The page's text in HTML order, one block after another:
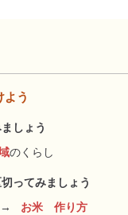
よう
しょう
のくらし
ってみましょう
→ お米 作り方